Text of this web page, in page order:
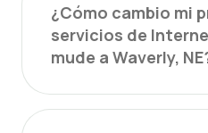
¿Cómo cambio mi
servicios de
mude a Waverly,